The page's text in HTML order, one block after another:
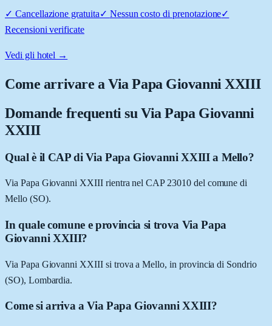
✓ Cancellazione gratuita✓ Nessun costo di prenotazione✓
Recensioni verificate
Vedi gli hotel →
Come arrivare aVia Papa Giovanni XXIII
Domande frequenti su Via Papa Giovanni
XXIII
Qual è il CAP di Via Papa Giovanni XXIII a Mello?
Via Papa Giovanni XXIII rientra nel CAP 23010 del comune di
Mello (SO).
In quale comune e provincia si trova Via Papa
Giovanni XXIII?
Via Papa Giovanni XXIII si trova a Mello, in provincia di Sondrio
(SO), Lombardia.
Come si arriva a Via Papa Giovanni XXIII?